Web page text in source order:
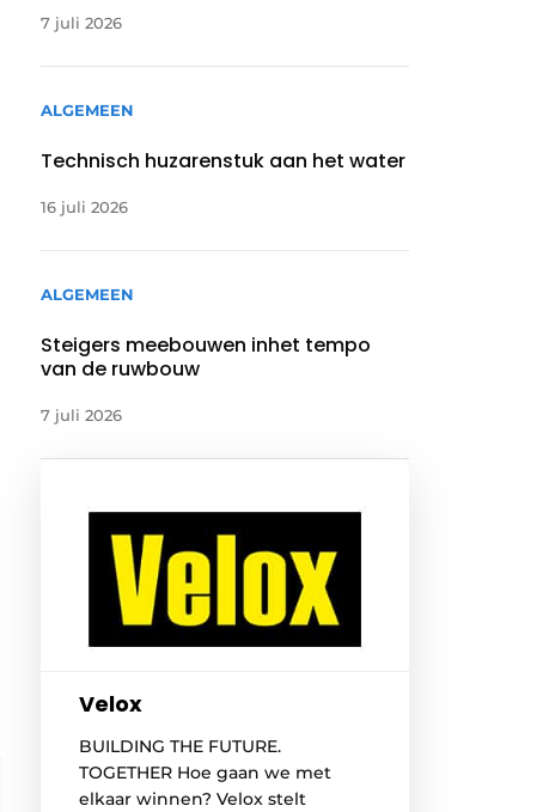
7 juli 2026
ALGEMEEN
Technisch huzarenstuk aan het water
16 juli 2026
ALGEMEEN
Steigers meebouwen inhet tempo
van de ruwbouw
7 juli 2026
Velox
BUILDING THE FUTURE.
TOGETHER Hoe gaan we met
elkaar winnen? Velox stelt